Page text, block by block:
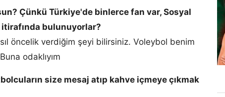
Çünkü Türkiye'de binlerce fan var, Sosyal
itirafında bulunuyorlar?
öncelik verdiğim şeyi bilirsiniz. Voleybol benim
odaklıyım
size mesaj atıp kahve içmeye çıkmak